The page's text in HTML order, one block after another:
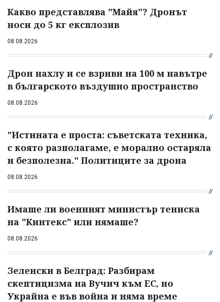
Какво представлява "Майя"? Дронът
носи до 5 кг експлозив
08.08.2026
Дрон нахлу и се взриви на 100 м навътре
в българското въздушно пространство
08.08.2026
"Истината е проста: съветската техника,
с която разполагаме, е морално остаряла
и безполезна." Политиците за дрона
08.08.2026
Имаше ли военният министър тениска
на "Кинтекс" или нямаше?
08.08.2026
Зеленски в Белград: Разбирам
скептицизма на Вучич към ЕС, но
Украйна е във война и няма време